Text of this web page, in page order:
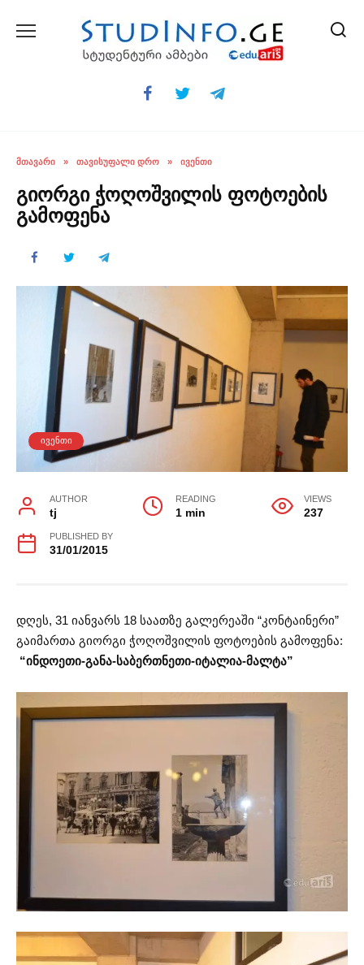
ᲛᲗᲐᲕᲐᲠᲘ » ᲗᲐᲕᲘᲡᲣᲤᲐᲚᲘ ᲓᲠᲝ » ᲘᲕᲔᲜᲗᲘ
გიორგი ჭოღოშვილის ფოტოების
გამოფენა
ᲘᲕᲔᲜᲗᲘ
AUTHOR
tj
READING
1 min
VIEWS
237
PUBLISHED BY
31/01/2015
დღეს, 31 იანვარს 18 საათზე გალერეაში “კონტაინერი”
გაიმართა გიორგი ჭოღოშვილის ფოტოების გამოფენა:
“ინდოეთი-განა-საბერთნეთი-იტალია-მალტა”